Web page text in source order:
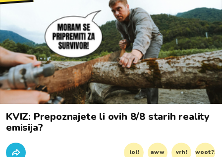
KVIZ: Prepoznajete li ovih 8/8 starih reality
emisija?
lol! aww vrh! woot?!